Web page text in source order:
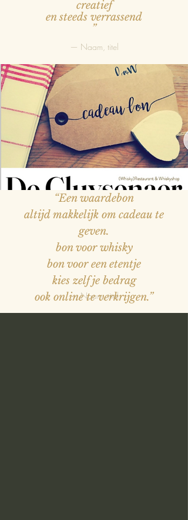
creatief
en steeds verrassend
”
— Naam, titel
— Naam, titel
“Een waardebon
altijd makkelijk om cadeau te
geven.
bon voor whisky
bon voor een etentje
kies zelf je bedrag
ook online te verkrijgen.”